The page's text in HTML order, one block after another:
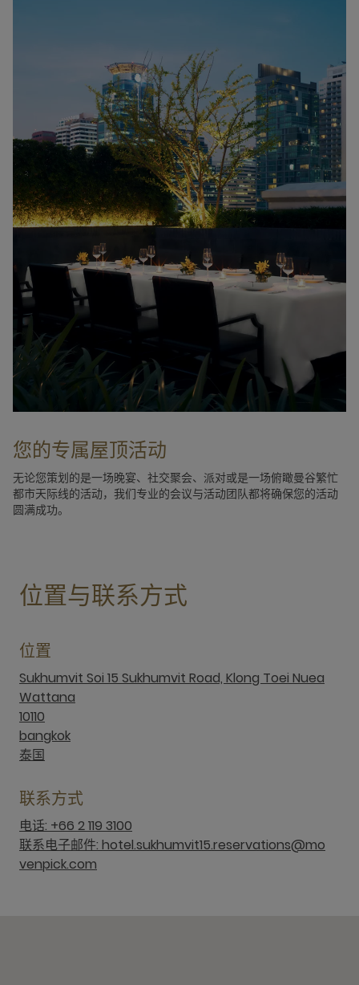
您的专属屋顶活动
无论您策划的是一场晚宴、社交聚会、派对或是一场俯瞰曼谷繁忙
都市天际线的活动，我们专业的会议与活动团队都将确保您的活动
圆满成功。
位置与联系方式
位置
Sukhumvit Soi 15 Sukhumvit Road, Klong Toei Nuea
Wattana
10110
bangkok
泰国
联系方式
电话: +66 2 119 3100
联系电子邮件: hotel.sukhumvit15.reservations@mo
venpick.com